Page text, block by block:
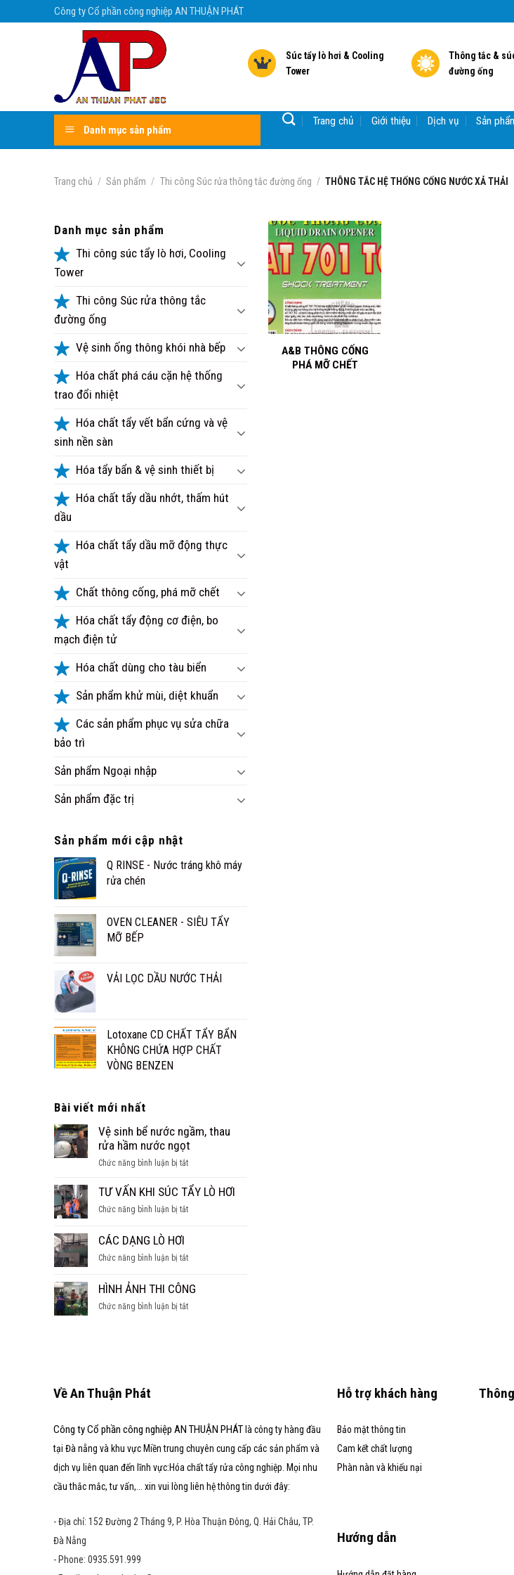
Công ty Cổ phần công nghiệp AN THUẬN PHÁT
Súc tẩy lò hơi & Cooling
Tower
Thông tắc &
đường ống
Danh mục sản phẩm
Trang chủ Giới thiệu Dịch vụ Sản
Trang chủ / Sản phẩm / Thi công Súc rửa thông tắc đường ống / THÔNG TẮC HỆ THỐNG CỐNG NƯỚC XẢ THẢI
Danh mục sản phẩm
Thi công súc tẩy lò hơi, Cooling
Tower
Thi công Súc rửa thông tắc
đường ống
Vệ sinh ống thông khói nhà bếp
Hóa chất phá cáu cặn hệ thống
trao đổi nhiệt
Hóa chất tẩy vết bẩn cứng và vệ
sinh nền sàn
Hóa tẩy bẩn & vệ sinh thiết bị
Hóa chất tẩy dầu nhớt, thấm hút
dầu
Hóa chất tẩy dầu mỡ động thực
vật
Chất thông cống, phá mỡ chết
Hóa chất tẩy động cơ điện, bo
mạch điện tử
Hóa chất dùng cho tàu biển
Sản phẩm khử mùi, diệt khuẩn
Các sản phẩm phục vụ sửa chữa
bảo trì
Sản phẩm Ngoại nhập
Sản phẩm đặc trị
Sản phẩm mới cập nhật
Q RINSE - Nước tráng khô máy
rửa chén
OVEN CLEANER - SIÊU TẨY
MỠ BẾP
VẢI LỌC DẦU NƯỚC THẢI
Lotoxane CD CHẤT TẨY BẨN
KHÔNG CHỨA HỢP CHẤT
VÒNG BENZEN
Bài viết mới nhất
Vệ sinh bể nước ngầm, thau
rửa hầm nước ngọt
Chức năng bình luận bị tắtở
sinh
nước
rửa
nước
ngọt
TƯ VẤN KHI SÚC TẨY LÒ HƠI
Chức năng bình luận bị tắtở
SÚC
LÒ
HƠI
CÁC DẠNG LÒ HƠI
Chức năng bình luận bị tắtở
DẠNG
HƠI
HÌNH ẢNH THI CÔNG
Chức năng bình luận bị tắtở
+
A&B THÔNG CỐNG
PHÁ MỠ CHẾT
Về An Thuận Phát
Công ty Cổ phần công nghiệp AN THUẬN PHÁTlà công ty hàng đầu
tại Đà nẵng và khu vực Miền trung chuyên cung cấp các sản phẩm và
dịch vụ liên quan đến lĩnh vực:Hóa chất tẩy rửa công nghiệp. Mọi nhu
cầu thắc mắc, tư vấn,... xin vui lòng liên hệ thông tin dưới đây:
- Địa chỉ: 152 Đường 2 Tháng 9, P. Hòa Thuận Đông, Q. Hải Châu, TP.
Đà Nẵng
- Phone: 0935.591.999
Hỗ trợ khách hàng
Bảo mật thông tin
Cam kết chất lượng
Phàn nàn và khiếu nại
Hướng dẫn